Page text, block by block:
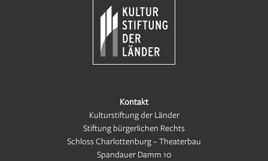
Kontakt
Kulturstiftung der Länder
Stiftung bürgerlichen Rechts
Schloss Charlottenburg – Theaterbau
Spandauer Damm 10